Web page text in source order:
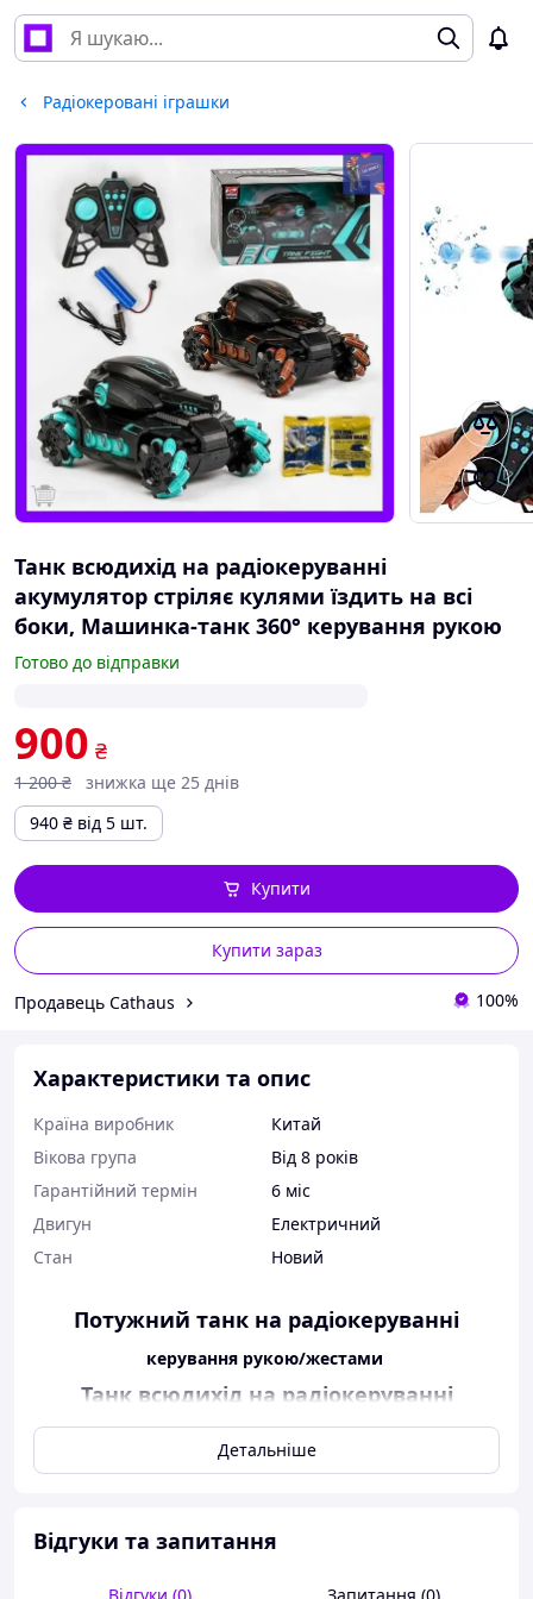
Радіокеровані іграшки
Танк всюдихід на радіокеруванні
акумулятор стріляє кулями їздить на всі
боки, Машинка-танк 360° керування рукою
Готово до відправки
900 ₴
1 200 ₴
знижка ще 25 днів
940 ₴ від 5 шт.
Купити зараз
Купити
Продавець Cathaus 100%
Характеристики та опис
Країна виробник
Китай
Вікова група
Від 8 років
Гарантійний термін
6 міс
Двигун
Електричний
Стан
Новий
Потужний танк на радіокеруванні
керування рукою/жестами
Танк всюдихід на радіокеруванні
акумулятор стріляє кулями орбіз 928-9
Танк на радіокеруванні — це суперсучасний всюдихід
представлений у 2 колірних поєднаннях.
Їздить у всіх напрямках, також їздить по колу. Водночас
Детальніше
Відгуки та запитання